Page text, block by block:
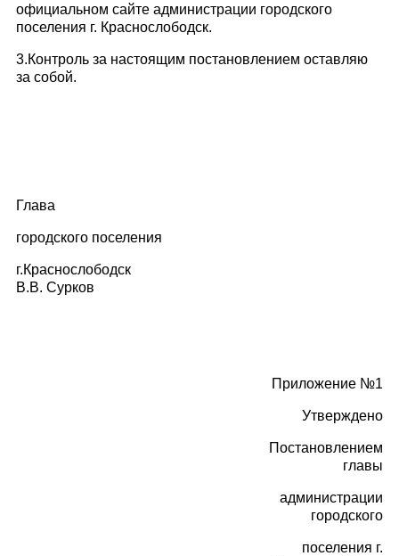
официальном сайте администрации городского
поселения г. Краснослободск.
3.Контроль за настоящим постановлением оставляю
за собой.
Глава
городского поселения
г.Краснослободск
В.В. Сурков
Приложение №1
Утверждено
Постановлением
главы
администрации
городского
поселения г.